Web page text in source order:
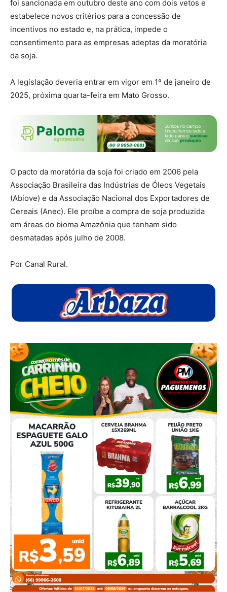
foi sancionada em outubro deste ano com dois vetos e
estabelece novos critérios para a concessão de
incentivos no estado e, na prática, impede o
consentimento para as empresas adeptas da moratória
da soja.
A legislação deveria entrar em vigor em 1º de janeiro de
2025, próxima quarta-feira em Mato Grosso.
O pacto da moratória da soja foi criado em 2006 pela
Associação Brasileira das Indústrias de Óleos Vegetais
(Abiove) e da Associação Nacional dos Exportadores de
Cereais (Anec). Ele proíbe a compra de soja produzida
em áreas do bioma Amazônia que tenham sido
desmatadas após julho de 2008.
Por Canal Rural.